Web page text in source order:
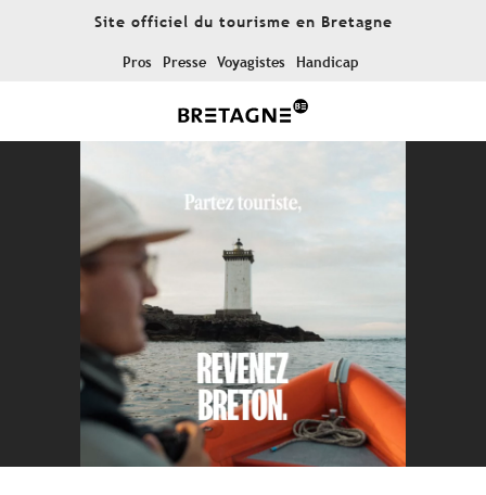
Site officiel du tourisme en Bretagne
Pros Presse Voyagistes Handicap